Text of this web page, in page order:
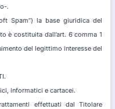
.
Spam”) la base giuridica del
è costituita dall’art. 6 comma 1
del legittimo interesse del
informatici e cartacei.
effettuati dal Titolare